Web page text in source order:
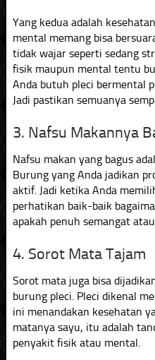
Yang kedua adalah
mental memang bisa
tidak wajar seperti sedang
fisik maupun mental tentu
Anda butuh pleci bermental
Jadi pastikan semuanya
3. Nafsu Makannya
Nafsu makan yang bagus
Burung yang Anda jadikan
aktif. Jadi ketika Anda
perhatikan baik-baik
apakah penuh semangat
4. Sorot Mata Tajam
Sorot mata juga bisa
burung pleci. Pleci dikenal
ini menandakan kesehatan
matanya sayu, itu adalah
penyakit fisik atau mental.